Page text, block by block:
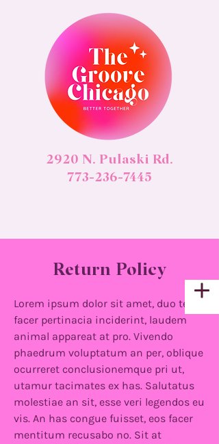
2920 N. Pulaski Rd.
773-236-7445
Return Policy
Lorem ipsum dolor sit amet, duo te
facer pertinacia inciderint, laudem
animal appareat at pro. Vivendo
phaedrum voluptatum an per, oblique
ocurreret conclusionemque pri ut,
utamur tacimates ex has. Salutatus
molestiae an sit, esse veri legendos eu
vis. An has congue fuisset, eos facer
mentitum recusabo no. Sit at